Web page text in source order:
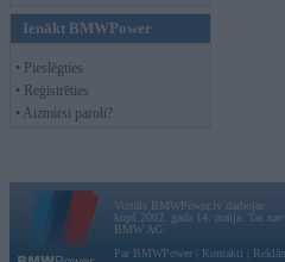
Ienākt BMWPower
• Pieslēgties
• Reģistrēties
• Aizmirsi paroli?
Vortāls BMWPower.lv darbojas
kopš 2002. gada 14. maija. Tas
BMW AG.
Par BMWPower
Kontakti